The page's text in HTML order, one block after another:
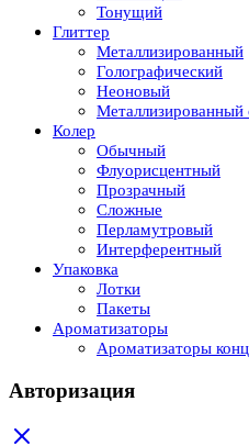
Тонущий
Глиттер
Металлизированный
Голографический
Неоновый
Металлизированный
Колер
Обычный
Флуорисцентный
Прозрачный
Сложные
Перламутровый
Интерферентный
Упаковка
Лотки
Пакеты
Ароматизаторы
Ароматизаторы
Авторизация